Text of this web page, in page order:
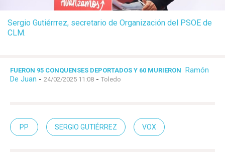
Sergio Gutiérrrez, secretario de Organización del PSOE de
CLM.
FUERON 95 CONQUENSES DEPORTADOS Y 60 MURIERON Ramón
De Juan - 24/02/2025 11:08 - Toledo
PP SERGIO GUTIÉRREZ VOX